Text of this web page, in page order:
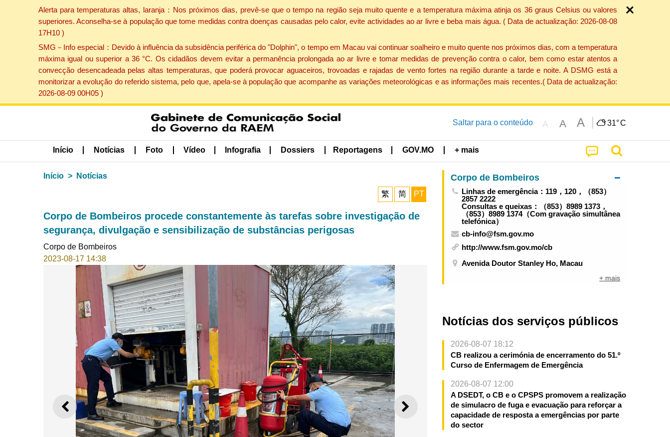
Alerta para temperaturas altas, laranja：Nos próximos dias, prevê-se que o tempo na região seja muito quente e a temperatura máxima atinja os 36 graus Celsius ou valores
superiores. Aconselha-se à população que tome medidas contra doenças causadas pelo calor, evite actividades ao ar livre e beba mais água. ( Data de actualização: 2026-08-08
17H10 )
SMG－Info especial：Devido à influência da subsidência periférica do "Dolphin", o tempo em Macau vai continuar soalheiro e muito quente nos próximos dias, com a temperatura
máxima igual ou superior a 36 °C. Os cidadãos devem evitar a permanência prolongada ao ar livre e tomar medidas de prevenção contra o calor, bem como estar atentos a
convecção desencadeada pelas altas temperaturas, que poderá provocar aguaceiros, trovoadas e rajadas de vento fortes na região durante a tarde e noite. A DSMG está a
monitorizar a evolução do referido sistema, pelo que, apela-se à população que acompanhe as variações meteorológicas e as informações mais recentes.( Data de actualização:
2026-08-09 00H05 )
Saltar para o conteúdo A A A 31°C
Início Notícias Foto Vídeo Infografia Dossiers Reportagens GOV.MO + mais
Início Notícias
繁 简 PT
Corpo de Bombeiros procede constantemente às tarefas sobre investigação de
segurança, divulgação e sensibilização de substâncias perigosas
Corpo de Bombeiros
2023-08-17 14:38
ANTERIOR SEGUINTE
Corpo de Bombeiros
Linhas de emergência：119，120，（853）
2857 2222
Consultas e queixas：（853）8989 1373，
（853）8989 1374（Com gravação simultânea
telefónica）
cb-info@fsm.gov.mo
http://www.fsm.gov.mo/cb
Avenida Doutor Stanley Ho, Macau
+ mais
Notícias dos serviços públicos
2026-08-07 18:12
CB realizou a cerimónia de encerramento do 51.º
Curso de Enfermagem de Emergência
2026-08-07 12:00
A DSEDT, o CB e o CPSPS promovem a realização
de simulacro de fuga e evacuação para reforçar a
capacidade de resposta a emergências por parte
do sector